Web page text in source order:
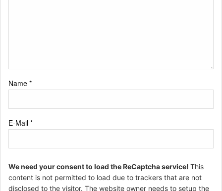
Name *
E-Mail *
We need your consent to load the ReCaptcha service! This
content is not permitted to load due to trackers that are not
disclosed to the visitor. The website owner needs to setup the